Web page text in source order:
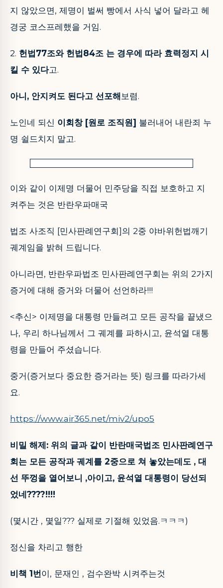
지 않았으면, 제명이 벌써 빵에서 사식 넣어 달라고 헤
경궁 코스프레했을 거임.
2. 헌법77조와 헌법84조 는 경우에 따라 효력정지 시
킬 수 있다고.
아니, 안지켜도 된다고 선포해보렴.
노인네 되신 이회창 [원로 조직원] 불러내어 내란죄 누
명 쉴드치지 말고.
이와 같이 이제명 더물어 민주당을 직접 보호하고 지
켜주는 것은 반란우파매국
법조 사조직 [민사판례연구회]의 2중 야바위헌법깨기
궤계임을 밝혀 드립니다.
아니라면, 반란우파법조 민사판례연구회는 위의 2가지
증거에 대해 증거와 더물어 선언하라!!!
<추신> 이제명을 대통령 만들려고 모든 공작을 끝냈으
나, 우리 하나님께서 그 궤계를 파하시고, 윤석열 대통
령을 만들어 주셨습니다.
중거(증거보다 중요한 증거라는 뜻) 링크를 따라가세
요.
https://www.air365.net/miv2/upo5
비밀 해제: 위의 글과 같이 반란매국법조 민사판례연구
회는 모든 공작과 궤계를 2중으로 쳐 놓았는데도 , 대
선 뚜껑을 열어보니 ,아이고, 윤석열 대통령이 당선되
었네????!!!!
(몇시간 , 몇일??? 실제로 기절해 있었음.ㅋㅋㅋ)
정신을 차리고 행한
비책 1번이, 문재인 , 검수완박 시켜주는것